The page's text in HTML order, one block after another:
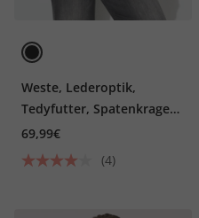
Weste, Lederoptik,
Tedyfutter, Spatenkragen,
ärmellos
69,99€
(4)